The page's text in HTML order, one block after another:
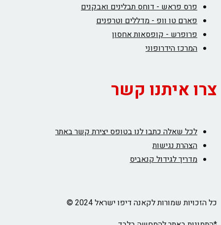
פרס פראש - דוחס תבלינים ואבקנים
פארם טו וופ - מדללים וטרפנים
פרופרש - קופסאות אחסון
המרכז הידרופוני
צרו איתנו קשר
לכל שאלה כתבו לנו בטופס יצירת קשר באתר
הצהרת נגישות
מדריך לגידול קנאביס
כל הזכויות שמורות לקאנה דיפו ישראל 2024 ©